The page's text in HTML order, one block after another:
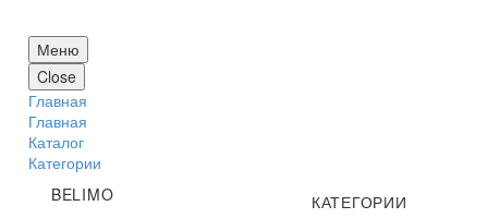
Меню
Close
Главная
Главная
Каталог
Категории
BELIMO
КАТЕГОРИИ